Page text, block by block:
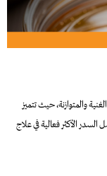
والمتوازنة، حيث تتميز
السدر الأكثر فعالية في علاج